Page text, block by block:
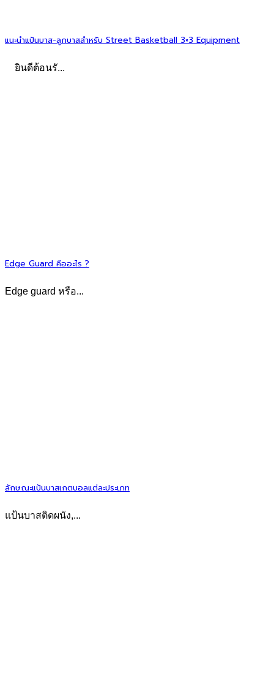
แนะนำแป้นบาส-ลูกบาสสำหรับ Street Basketball 3×3 Equipment
ยินดีต้อนรั...
Edge Guard คืออะไร ?
Edge guard หรือ...
ลักษณะแป้นบาสเกตบอลแต่ละประเภท
แป้นบาสติดผนัง,...